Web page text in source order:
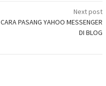
Next post
CARA PASANG YAHOO MESSENGER
DI BLOG